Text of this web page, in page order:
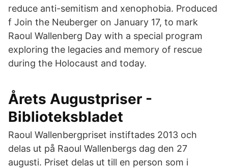
reduce anti-semitism and xenophobia. Produced
f Join the Neuberger on January 17, to mark
Raoul Wallenberg Day with a special program
exploring the legacies and memory of rescue
during the Holocaust and today.
Årets Augustpriser -
Biblioteksbladet
Raoul Wallenbergpriset instiftades 2013 och
delas ut på Raoul Wallenbergs dag den 27
augusti. Priset delas ut till en person som i